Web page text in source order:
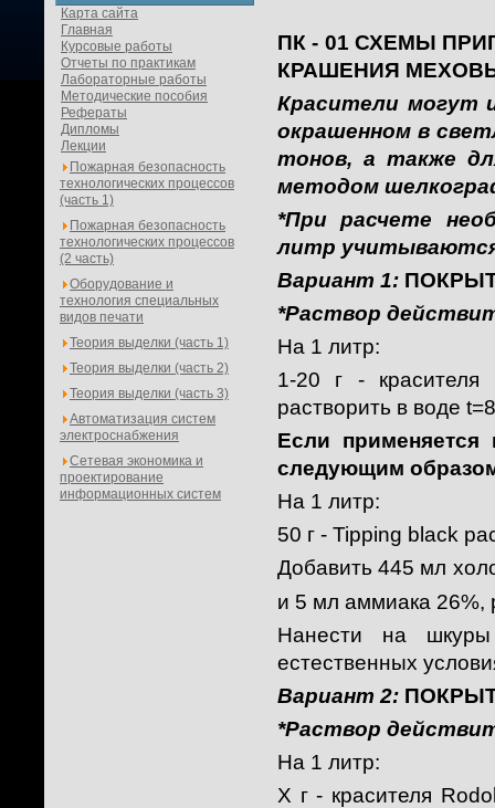
Карта сайта
Главная
Курсовые работы
Отчеты по практикам
Лабораторные работы
Методические пособия
Рефераты
Дипломы
Лекции
Пожарная безопасность
технологических процессов
(часть 1)
Пожарная безопасность
технологических процессов
(2 часть)
Оборудование и
технология специальных
видов печати
Теория выделки (часть 1)
Теория выделки (часть 2)
Теория выделки (часть 3)
Автоматизация систем
электроснабжения
Сетевая экономика и
проектирование
информационных систем
ПК - 01 СХЕМЫ
КРАШЕНИЯ
Красители могут
окрашенном в
тонов, а также
методом
*При расчете
литр
Вариант 1:
*Раствор
На 1 литр:
1-20 г -
растворить в воде
Если применяется
следующим
На 1 литр:
50 г - Tipping black
Добавить 445 мл
и 5 мл аммиака 26%,
Нанести на
естественных
Вариант 2:
*Раствор
На 1 литр:
Х г - красителя